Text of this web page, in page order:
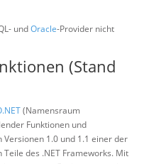
undOracle-Provider nicht
(Stand
(Namensraum
Funktionen und
1.0 und 1.1 einer der
des .NET Frameworks. Mit